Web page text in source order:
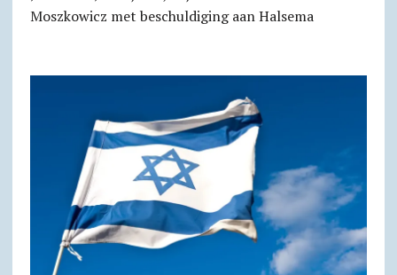
Moszkowicz met beschuldiging aan Halsema